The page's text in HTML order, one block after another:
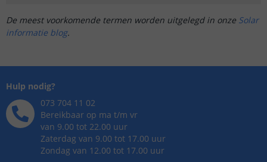
De meest voorkomende termen worden uitgelegd in onze Solar
informatie blog.
Hulp nodig?
073 704 11 02
Bereikbaar op ma t/m vr
van 9.00 tot 22.00 uur
Zaterdag van 9.00 tot 17.00 uur
Zondag van 12.00 tot 17.00 uur